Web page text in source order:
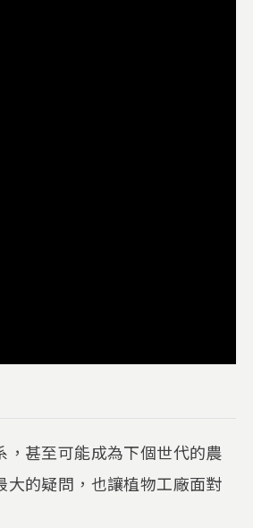
甚至可能成為下個世代的農
的疑問，也讓植物工廠面對